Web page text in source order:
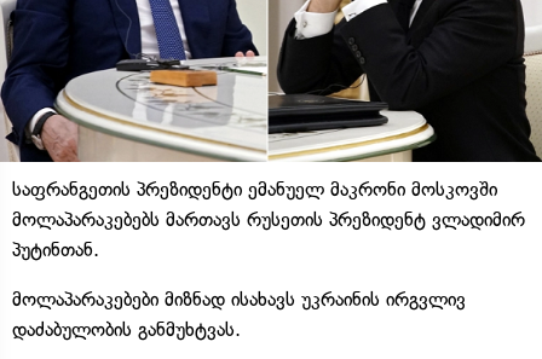
საფრანგეთის პრეზიდენტი ემანუელ მაკრონი მოსკოვში
მოლაპარაკებებს მართავს რუსეთის პრეზიდენტ ვლადიმირ
პუტინთან.
მოლაპარაკებები მიზნად ისახავს უკრაინის ირგვლივ
დაძაბულობის განმუხტვას.